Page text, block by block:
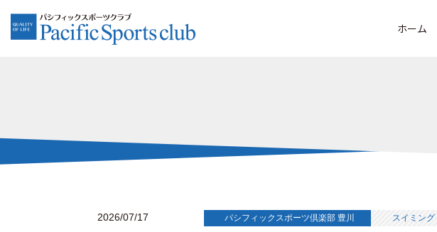
ホーム
2026/07/17 パシフィックスポーツ倶楽部 豊川 スイミング